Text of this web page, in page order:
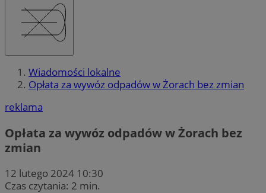
Wiadomości lokalne
Opłata za wywóz odpadów w Żorach bez zmian
reklama
Opłata za wywóz odpadów w Żorach bez
zmian
12 lutego 2024 10:30
Czas czytania: 2 min.